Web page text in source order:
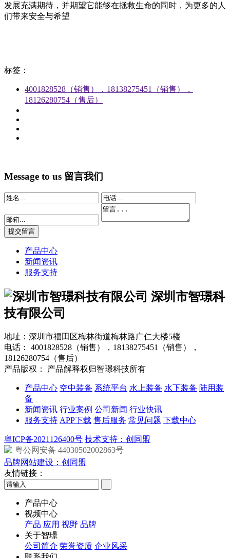
发展充满期待，并期望它能够在拯救生命的同时，为更多的人
们带来安全与希望
标签：
4001828528（销售），18138275451（销售），
18126280754（售后）
Message to us 留言我们
产品中心
新闻资讯
服务支持
深圳市智璟科
技有限公司
地址：深圳市福田区梅林街道梅林路广仁大楼5楼
电话： 4001828528（销售），18138275451（销售），
18126280754（售后）
产品版权： 产品解释权归智璟科技所有
产品中心 空中装备 系统平台 水上装备 水下装备 陆用装
备
新闻资讯 行业案例 公司新闻 行业快讯
服务支持 APP下载 售后服务 常见问题 下载中心
粤ICP备2021126400号 技术支持：创同盟
粤公网安备 44030502002863号
品牌网站建设：创同盟
友情链接：
产品中心
视频中心
产品 应用 视野 品牌
关于智璟
公司简介 荣誉资质 企业风采